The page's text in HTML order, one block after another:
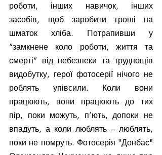
роботи, інших навичок, інших
засобів, щоб заробити гроші на
шматок хліба. Потрапивши у
“замкнене коло роботи, життя та
смерті” від небезпеки та труднощів
видобутку, герої фотосерії нічого не
роблять упівсили. Коли вони
працюють, вони працюють до тих
пір, поки можуть, п’ють, допоки не
впадуть, а коли люблять – люблять,
поки не помруть. Фотосерія "Донбас"